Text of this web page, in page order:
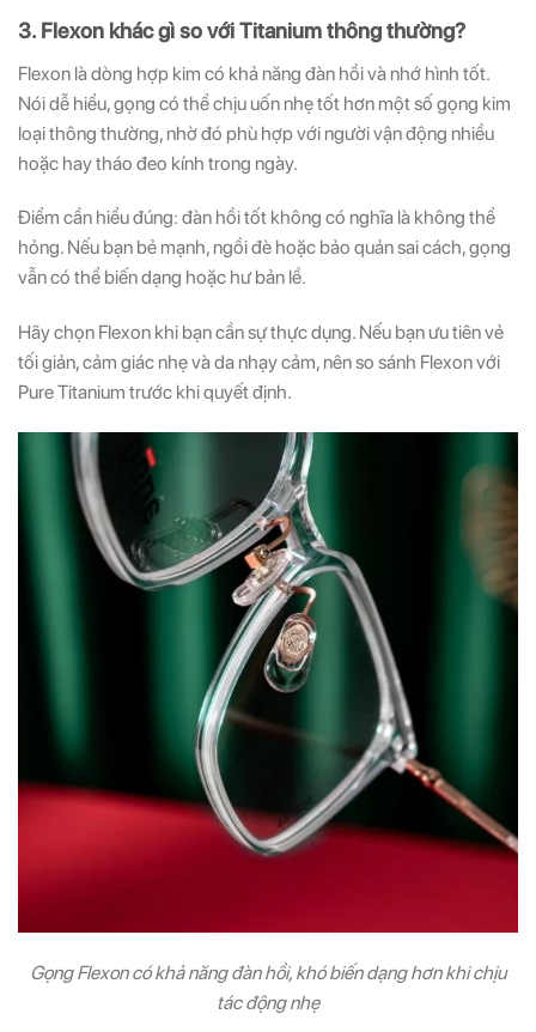
3. Flexon khác gì so với Titanium thông thường?
Flexon là dòng hợp kim có khả năng đàn hồi và nhớ hình tốt.
Nói dễ hiểu, gọng có thể chịu uốn nhẹ tốt hơn một số gọng kim
loại thông thường, nhờ đó phù hợp với người vận động nhiều
hoặc hay tháo đeo kính trong ngày.
Điểm cần hiểu đúng: đàn hồi tốt không có nghĩa là không thể
hỏng. Nếu bạn bẻ mạnh, ngồi đè hoặc bảo quản sai cách, gọng
vẫn có thể biến dạng hoặc hư bản lề.
Hãy chọn Flexon khi bạn cần sự thực dụng. Nếu bạn ưu tiên vẻ
tối giản, cảm giác nhẹ và da nhạy cảm, nên so sánh Flexon với
Pure Titanium trước khi quyết định.
Gọng Flexon có khả năng đàn hồi, khó biến dạng hơn khi chịu
tác động nhẹ